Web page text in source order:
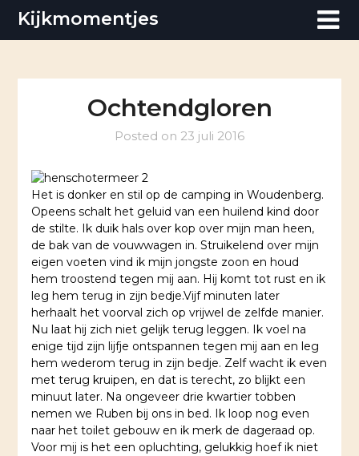
SkipKijkmomentjes
Ochtendgloren
Posted on 23 juli 2016
Het is donker en stil op de camping in Woudenberg.
Opeens schalt het geluid van een huilend kind door
de stilte. Ik duik hals over kop over mijn man heen,
de bak van de vouwwagen in. Struikelend over mijn
eigen voeten vind ik mijn jongste zoon en houd
hem troostend tegen mij aan. Hij komt tot rust en ik
leg hem terug in zijn bedje.Vijf minuten later
herhaalt het voorval zich op vrijwel de zelfde manier.
Nu laat hij zich niet gelijk terug leggen. Ik voel na
enige tijd zijn lijfje ontspannen tegen mij aan en leg
hem wederom terug in zijn bedje. Zelf wacht ik even
met terug kruipen, en dat is terecht, zo blijkt een
minuut later. Na ongeveer drie kwartier tobben
nemen we Ruben bij ons in bed. Ik loop nog even
naar het toilet gebouw en ik merk de dageraad op.
Voor mij is het een opluchting, gelukkig hoef ik niet